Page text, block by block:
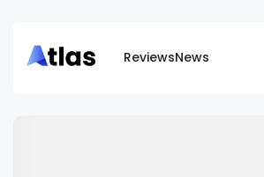
ReviewsNews